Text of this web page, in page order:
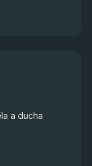
a ducha